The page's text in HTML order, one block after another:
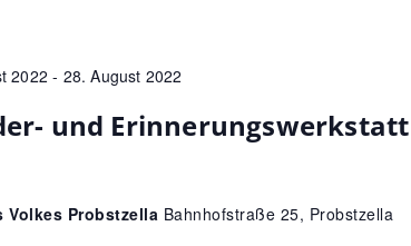
2022 - 28. August 2022
und
Volkes Probstzella Bahnhofstraße 25, Probstzella